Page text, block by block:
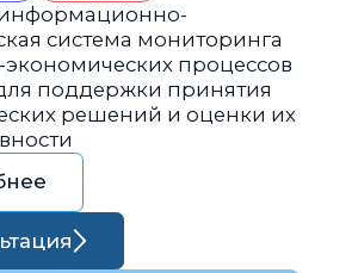
система мониторинга
процессов
поддержки принятия
решений и оценки их